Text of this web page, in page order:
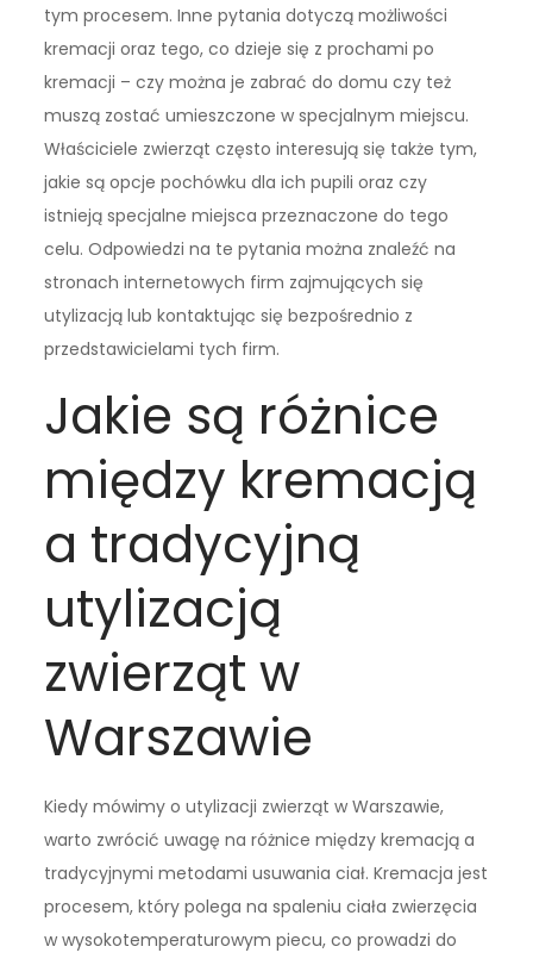
tym procesem. Inne pytania dotyczą możliwości
kremacji oraz tego, co dzieje się z prochami po
kremacji – czy można je zabrać do domu czy też
muszą zostać umieszczone w specjalnym miejscu.
Właściciele zwierząt często interesują się także tym,
jakie są opcje pochówku dla ich pupili oraz czy
istnieją specjalne miejsca przeznaczone do tego
celu. Odpowiedzi na te pytania można znaleźć na
stronach internetowych firm zajmujących się
utylizacją lub kontaktując się bezpośrednio z
przedstawicielami tych firm.
Jakie są różnice
między kremacją
a tradycyjną
utylizacją
zwierząt w
Warszawie
Kiedy mówimy o utylizacji zwierząt w Warszawie,
warto zwrócić uwagę na różnice między kremacją a
tradycyjnymi metodami usuwania ciał. Kremacja jest
procesem, który polega na spaleniu ciała zwierzęcia
w wysokotemperaturowym piecu, co prowadzi do